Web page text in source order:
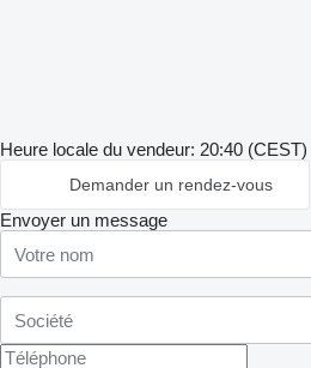
Heure locale du vendeur: 20:40 (CEST)
Demander un rendez-vous
Envoyer un message